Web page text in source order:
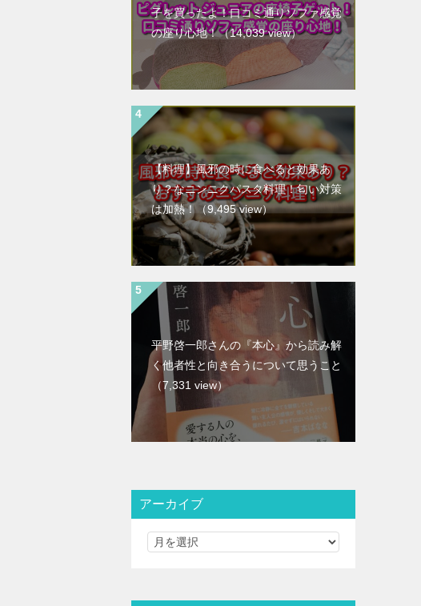
子を買ったよ！口コミ通りソファ感覚
の座り心地！（14,039 view）
【料理】風邪の時に食べると効果あ
り？なニンニクパスタ料理！匂い対策
は加熱！ （9,495 view）
平野啓一郎さんの『本心』から読み解
く他者性と向き合うについて思うこと
（7,331 view）
アーカイブ